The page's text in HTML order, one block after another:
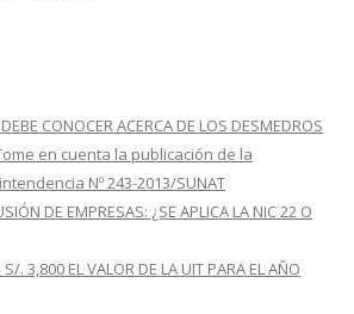
CONOCER ACERCA DE LOS DESMEDROS
Tome en cuenta la publicación de la
Nº 243-2013/SUNAT
DE EMPRESAS: ¿SE APLICA LA NIC 22 O
S/. 3,800 EL VALOR DE LA UIT PARA EL AÑO